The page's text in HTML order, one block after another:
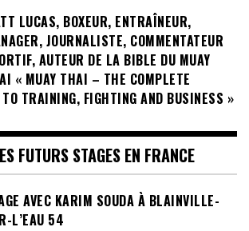
LUCAS, BOXEUR, ENTRAÎNEUR,
JOURNALISTE, COMMENTATEUR
AUTEUR DE LA BIBLE DU MUAY
« MUAY THAI – THE COMPLETE
TRAINING, FIGHTING AND BUSINESS »
FUTURS STAGES EN FRANCE
AVEC KARIM SOUDA À BLAINVILLE-
L’EAU 54